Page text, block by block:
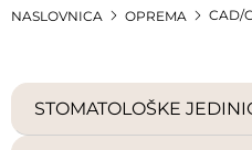
NASLOVNICA OPREMA CAD/
STOMATOLOŠKE